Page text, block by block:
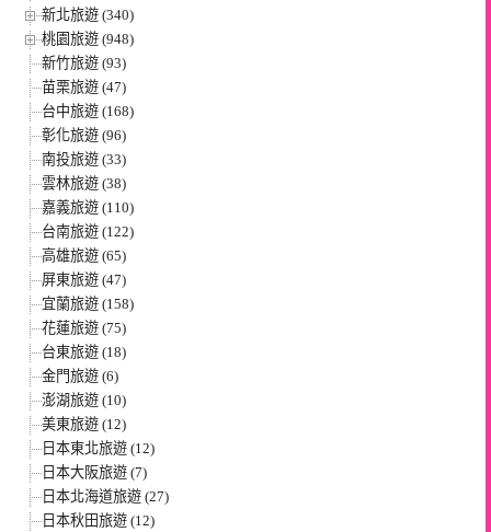
新北旅遊 (340)
桃園旅遊 (948)
新竹旅遊 (93)
苗栗旅遊 (47)
台中旅遊 (168)
彰化旅遊 (96)
南投旅遊 (33)
雲林旅遊 (38)
嘉義旅遊 (110)
台南旅遊 (122)
高雄旅遊 (65)
屏東旅遊 (47)
宜蘭旅遊 (158)
花蓮旅遊 (75)
台東旅遊 (18)
金門旅遊 (6)
澎湖旅遊 (10)
美東旅遊 (12)
日本東北旅遊 (12)
日本大阪旅遊 (7)
日本北海道旅遊 (27)
日本秋田旅遊 (12)